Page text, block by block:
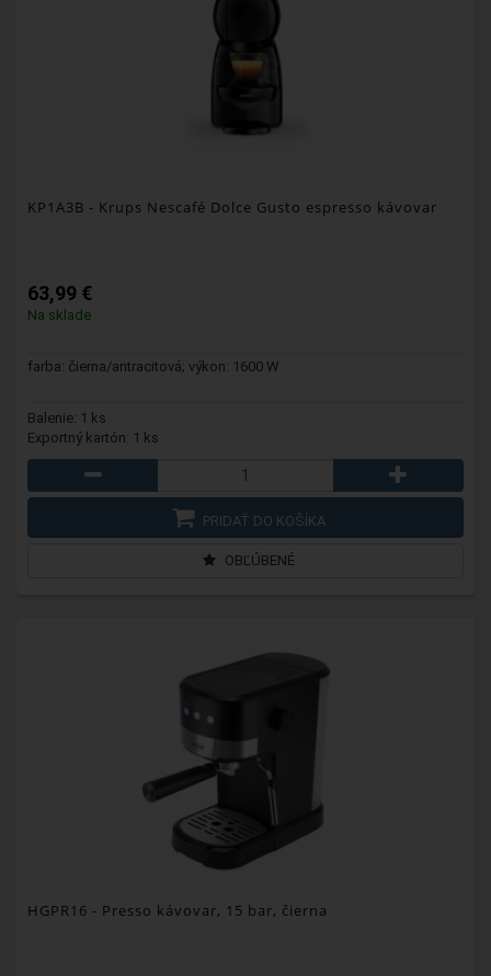
KP1A3B - Krups Nescafé Dolce Gusto espresso kávovar
63,99 €
Na sklade
farba: čierna/antracitová; výkon: 1600 W
Balenie: 1 ks
Exportný kartón: 1 ks
PRIDAŤ DO KOŠÍKA
OBĽÚBENÉ
HGPR16 - Presso kávovar, 15 bar, čierna